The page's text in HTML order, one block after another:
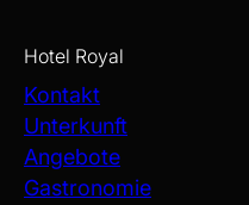
Hotel Royal
Kontakt
Unterkunft
Angebote
Gastronomie